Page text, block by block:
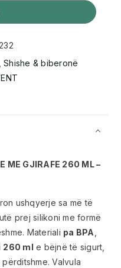
Shishe & biberonë
ME GJIRAFE 260 ML –
ushqyerje sa më të
prej silikoni me formë
Materiali pa BPA
260 ml e bëjnë të sigurt,
Valvula